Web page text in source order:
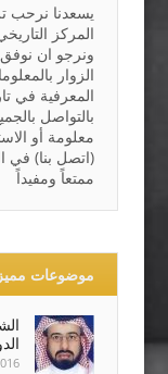
يسعدنا نرحب
المركز
ونرجو ان
الزوار
المعرفية في
بالتواصل
معلومة أو
(اتصل بنا) في
ممتعاً ومفيداً
موضوعات